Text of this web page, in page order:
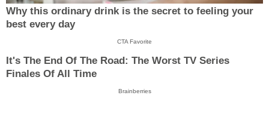
Why this ordinary drink is the secret to feeling your
best every day
CTA Favorite
It's The End Of The Road: The Worst TV Series
Finales Of All Time
Brainberries